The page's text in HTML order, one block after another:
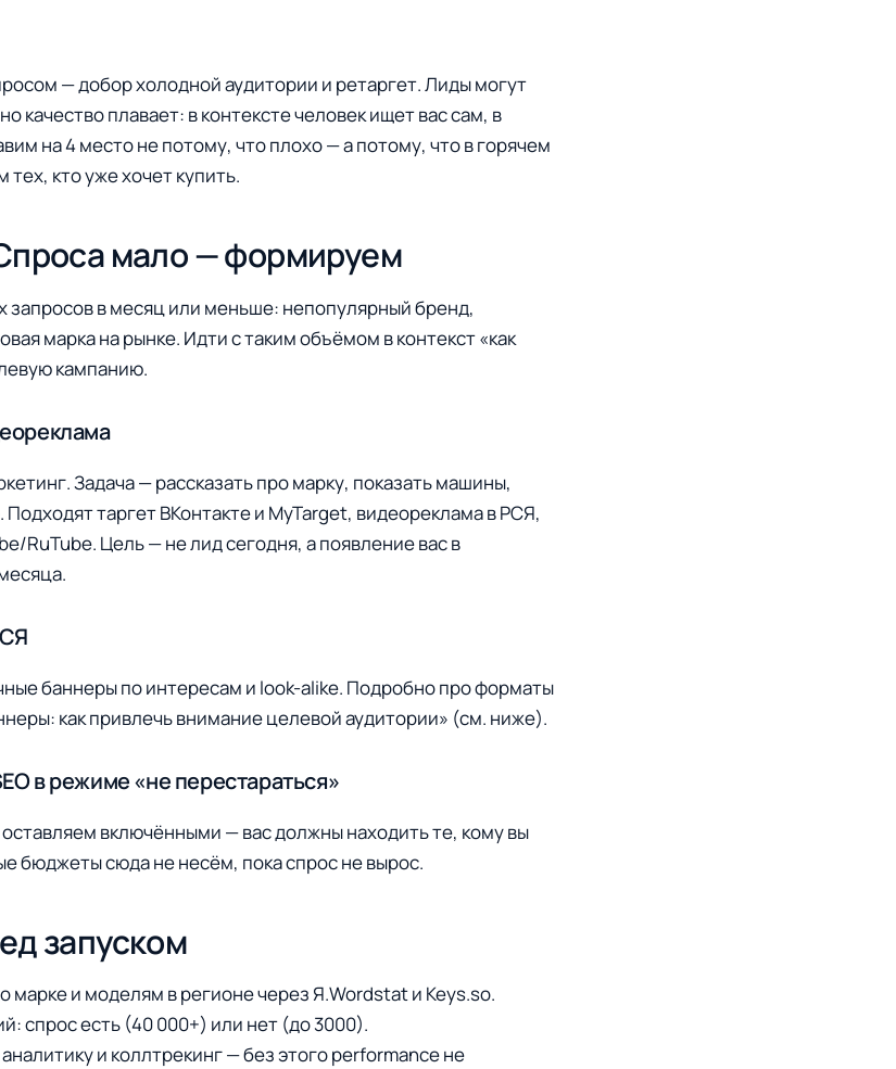
— добор холодной аудитории и ретаргет. Лиды могут
качество плавает: в контексте человек ищет вас сам, в
на 4 место не потому, что плохо — а потому, что в горячем
кто уже хочет купить.
мало — формируем
запросов в месяц или меньше: непопулярный бренд,
марка на рынке. Идти с таким объёмом в контекст «как
кампанию.
Задача — рассказать про марку, показать машины,
таргет ВКонтакте и MyTarget, видеореклама в РСЯ,
RuTube. Цель — не лид сегодня, а появление вас в
баннеры по интересам и look-alike. Подробно про форматы
как привлечь внимание целевой аудитории» (см. ниже).
в режиме «не перестараться»
оставляем включёнными — вас должны находить те, кому вы
бюджеты сюда не несём, пока спрос не вырос.
запуском
марке и моделям в регионе через Я.Wordstat и Keys.so.
спрос есть (40 000+) или нет (до 3000).
и коллтрекинг — без этого performance не